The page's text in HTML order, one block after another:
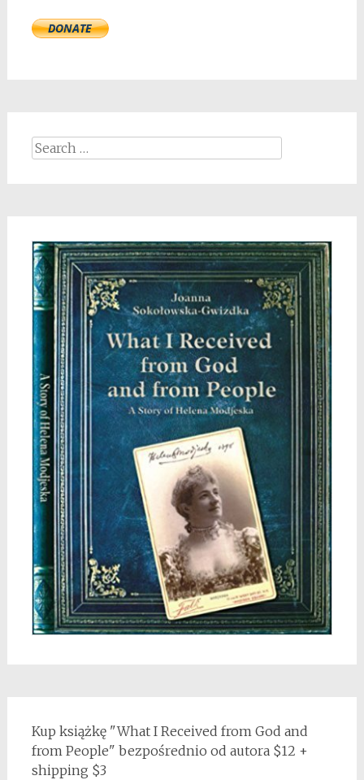
Search
Kup książkę "What I Received from God and
from People" bezpośrednio od autora $12 +
shipping $3